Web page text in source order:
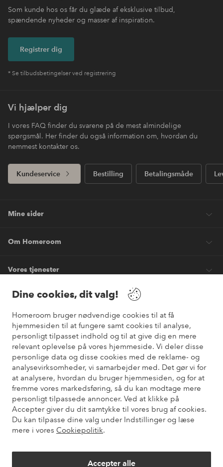
Dine cookies, dit valg!
Homeroom bruger nødvendige cookies til at få
hjemmesiden til at fungere samt cookies til analyse,
personligt tilpasset indhold og til at give dig en mere
relevant oplevelse på vores hjemmeside. Vi deler disse
personlige data og disse cookies med de reklame- og
analysevirksomheder, vi samarbejder med. Det gør vi for
at analysere, hvordan du bruger hjemmesiden, og for at
fremme vores markedsføring, så du kan modtage mere
personligt tilpassede annoncer. Ved at klikke på
Accepter giver du dit samtykke til vores brug af cookies.
Du kan tilpasse dine valg under Indstillinger og læse
mere i vores Cookiepolitik.
Accepter alle
Som kunde hos os får du glæde af eksklusive tilbud,
spændende nyheder og masser af inspiration.
Registrer dig
* Se tilbudsbetingelser ved registrering
Vi hjælper dig
I vores FAQ finder du svarene på de mest almindelige
spørgsmål. Her finder du også information om, hvordan du
nemmest kontakter os.
Kundeservice Bestilling Betalingsmåde
Mine sider
Om Homeroom
Vores tjenester
Vilkår
Venner
Sikre betalinger
Vil du vide mere om vores betalingsmuligheder ?
elpy